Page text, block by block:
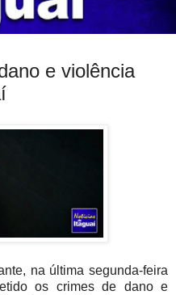
e violência
na última segunda-feira
os crimes de dano e